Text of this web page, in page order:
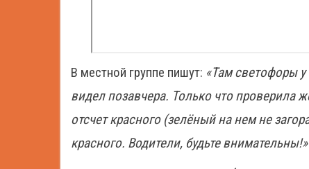
В местной группе пишут: «Там светофоры
видел позавчера. Только что проверила
отсчет красного (зелёный на нем не
красного. Водители, будьте внимательны!»